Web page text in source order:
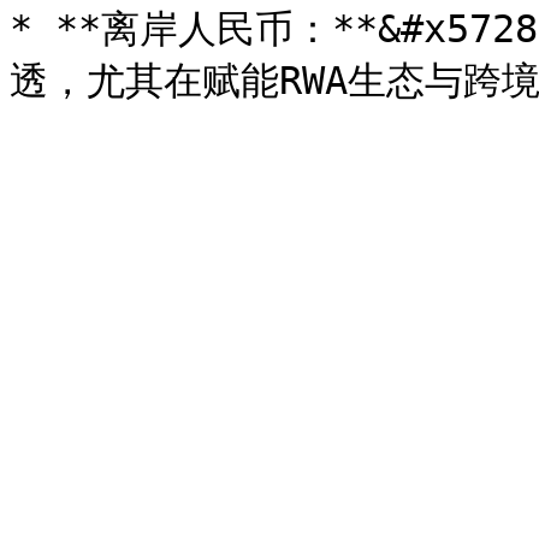
* **离岸人民币：